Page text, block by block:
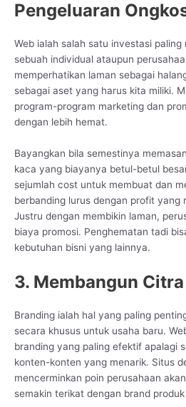
Pengeluaran
Web ialah salah satu investasi
sebuah individual ataupun
memperhatikan laman sebagai
sebagai aset yang harus kita miliki.
program-program marketing dan
dengan lebih hemat.
Bayangkan bila semestinya
kaca yang biayanya betul-betul
sejumlah cost untuk membuat dan
berbanding lurus dengan profit yang
Justru dengan membikin laman,
biaya promosi. Penghematan tadi
kebutuhan bisni yang lainnya.
3. Membangun
Branding ialah hal yang paling
secara khusus untuk usaha baru.
branding yang paling efektif apalagi
konten-konten yang menarik. Situs
mencerminkan poin perusahaan
semakin terikat dengan brand